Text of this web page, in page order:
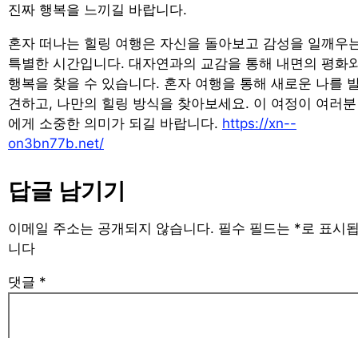
진짜 행복을 느끼길 바랍니다.
혼자 떠나는 힐링 여행은 자신을 돌아보고 감성을 일깨우
특별한 시간입니다. 대자연과의 교감을 통해 내면의 평화
행복을 찾을 수 있습니다. 혼자 여행을 통해 새로운 나를
견하고, 나만의 힐링 방식을 찾아보세요. 이 여정이 여러분
에게 소중한 의미가 되길 바랍니다. https://xn--
on3bn77b.net/
답글 남기기
이메일 주소는 공개되지 않습니다. 필수 필드는 * 로 표시
니다
댓글 *